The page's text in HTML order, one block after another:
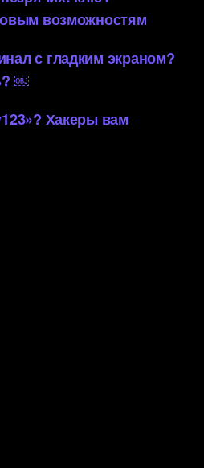
возможностям
с гладким экраном?
￼
Хакеры вам